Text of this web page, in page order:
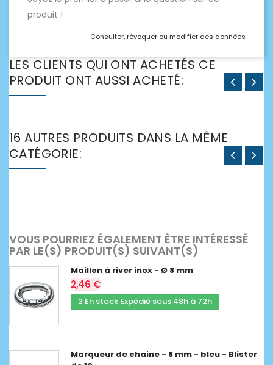
produit !
Consulter, révoquer ou modifier des données
LES CLIENTS QUI ONT ACHETÉS CE
PRODUIT ONT AUSSI ACHETÉ:
16 AUTRES PRODUITS DANS LA MÊME
CATÉGORIE:
VOUS POURRIEZ ÉGALEMENT ÊTRE INTÉRESSÉ
PAR LE(S) PRODUIT(S) SUIVANT(S)
Maillon à river inox - Ø 8 mm
2,46 €
2 En stock Expédié sous 48h à 72h
Marqueur de chaine - 8 mm - bleu - Blister